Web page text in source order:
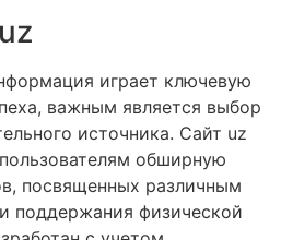
играет ключевую
важным является выбор
источника. Сайт uz
обширную
посвященных различным
поддержания физической